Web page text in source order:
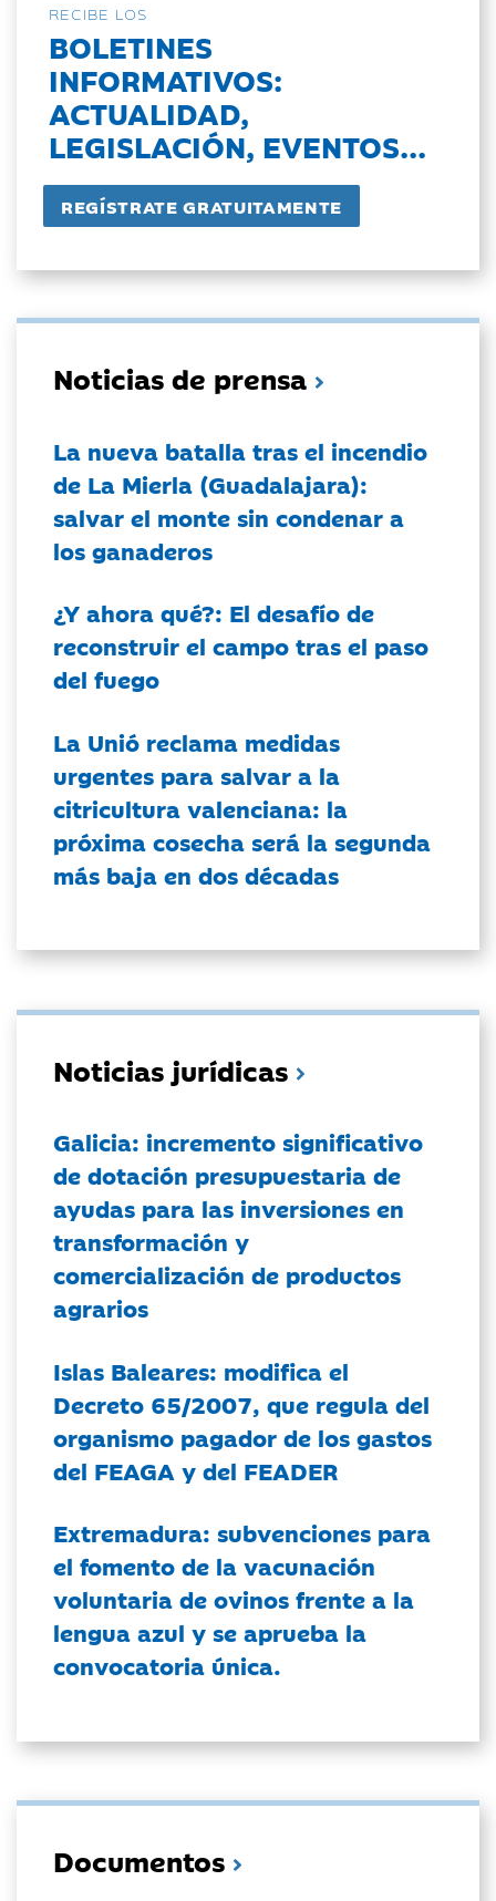
RECIBE LOS
BOLETINES
INFORMATIVOS:
ACTUALIDAD,
LEGISLACIÓN, EVENTOS...
Noticias de prensa
La nueva batalla tras el incendio
de La Mierla (Guadalajara):
salvar el monte sin condenar a
los ganaderos
¿Y ahora qué?: El desafío de
reconstruir el campo tras el paso
del fuego
La Unió reclama medidas
urgentes para salvar a la
citricultura valenciana: la
próxima cosecha será la segunda
más baja en dos décadas
Noticias jurídicas
Galicia: incremento significativo
de dotación presupuestaria de
ayudas para las inversiones en
transformación y
comercialización de productos
agrarios
Islas Baleares: modifica el
Decreto 65/2007, que regula del
organismo pagador de los gastos
del FEAGA y del FEADER
Extremadura: subvenciones para
el fomento de la vacunación
voluntaria de ovinos frente a la
lengua azul y se aprueba la
convocatoria única.
Documentos